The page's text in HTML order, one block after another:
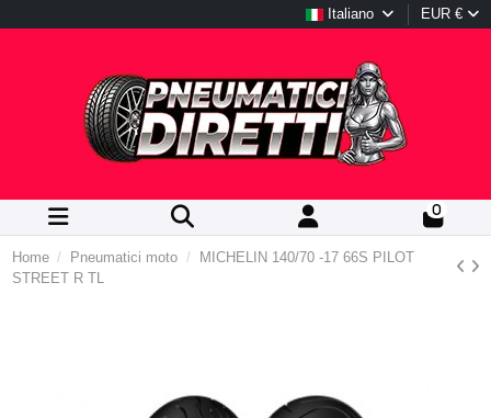
Italiano EUR €
0
Home Pneumatici moto
MICHELIN 140/70 -17 66S PILOT
STREET R TL